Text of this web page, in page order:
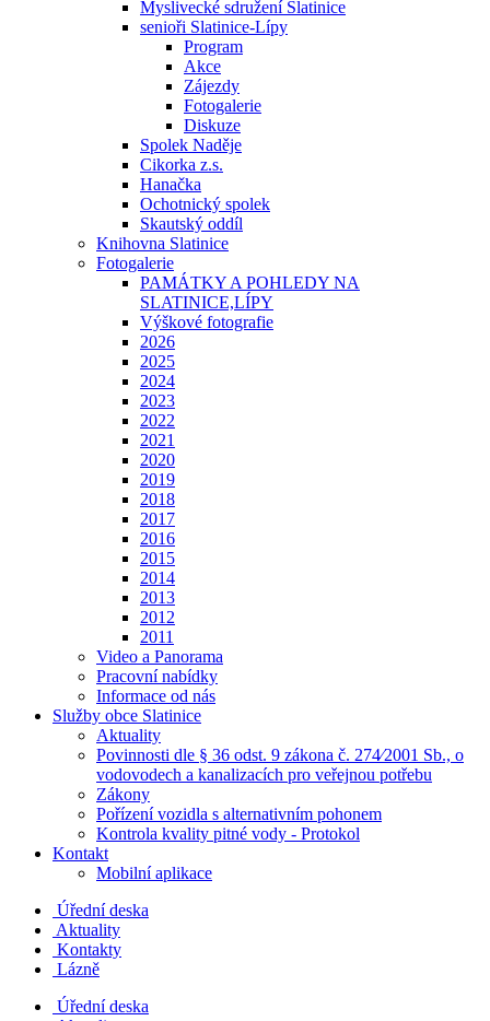
Myslivecké sdružení Slatinice
senioři Slatinice-Lípy
Program
Akce
Zájezdy
Fotogalerie
Diskuze
Spolek Naděje
Cikorka z.s.
Hanačka
Ochotnický spolek
Skautský oddíl
Knihovna Slatinice
Fotogalerie
PAMÁTKY A POHLEDY NA
SLATINICE,LÍPY
Výškové fotografie
2026
2025
2024
2023
2022
2021
2020
2019
2018
2017
2016
2015
2014
2013
2012
2011
Video a Panorama
Pracovní nabídky
Informace od nás
Služby obce Slatinice
Aktuality
Povinnosti dle § 36 odst. 9 zákona č. 274⁄2001 Sb., o
vodovodech a kanalizacích pro veřejnou potřebu
Zákony
Pořízení vozidla s alternativním pohonem
Kontrola kvality pitné vody - Protokol
Kontakt
Mobilní aplikace
Úřední deska
Aktuality
Kontakty
Lázně
Úřední deska